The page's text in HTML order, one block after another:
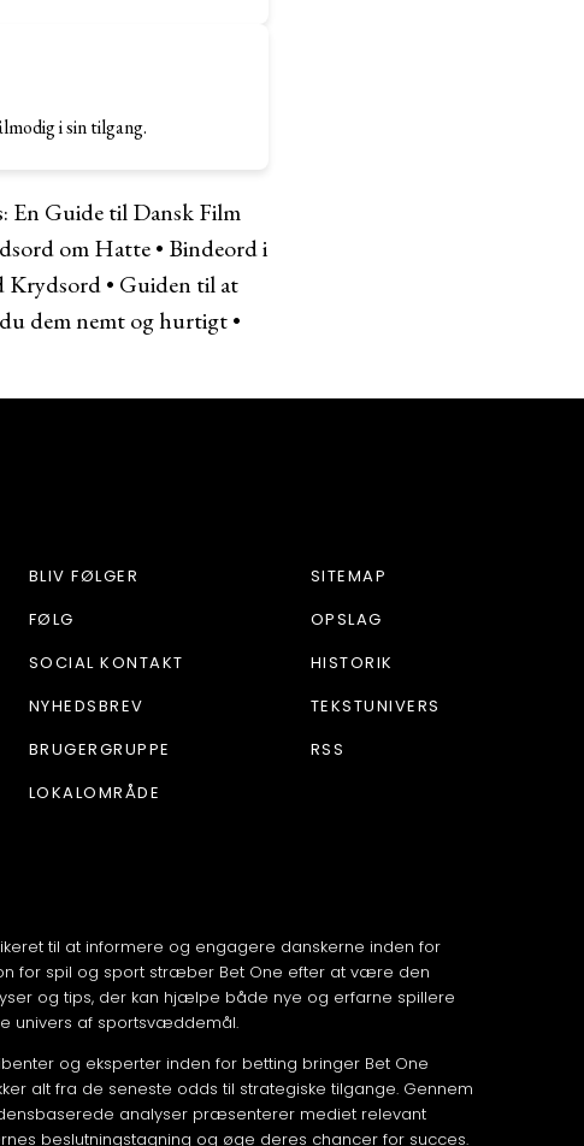
i sin tilgang.
En Guide til Dansk Film
om Hatte• Bindeord i
Krydsord• Guiden til at
dem nemt og hurtigt•
til at informere og engagere danskerne inden for
for spil og sport stræber Bet One efter at være den
og tips, der kan hjælpe både nye og erfarne spillere
univers af sportsvæddemål.
og eksperter inden for betting bringer Bet One
alt fra de seneste odds til strategiske tilgange. Gennem
analyser præsenterer mediet relevant
beslutningstagning og øge deres chancer for succes.
BLIV FØLGER
FØLG
SOCIAL KONTAKT
NYHEDSBREV
BRUGERGRUPPE
LOKALOMRÅDE
SITEMAP
OPSLAG
HISTORIK
TEKSTUNIVERS
RSS